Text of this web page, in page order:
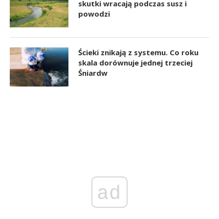
skutki wracają podczas susz i
powodzi
Ścieki znikają z systemu. Co roku
skala dorównuje jednej trzeciej
Śniardw
ad